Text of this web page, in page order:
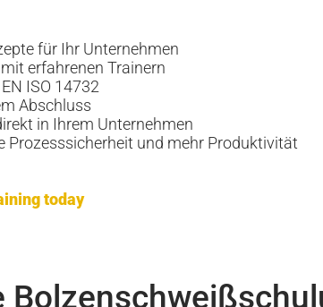
für Ihr Unternehmen
erfahrenen Trainern
ISO 14732
Abschluss
in Ihrem Unternehmen
Prozesssicherheit und mehr Produktivität
today